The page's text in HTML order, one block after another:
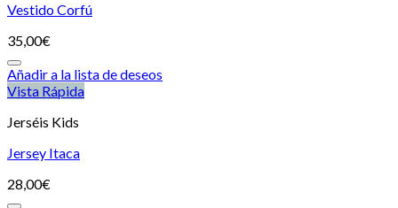
Vestido Corfú
35,00€
Añadir a la lista de deseos
Vista Rápida
Jerséis Kids
Jersey Itaca
28,00€